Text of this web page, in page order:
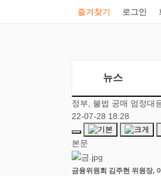
즐겨찾기 로그인
뉴스
정부, 불법 공매 엄정대
22-07-28 18:28
본문
금융위원회 김주현 위원장,